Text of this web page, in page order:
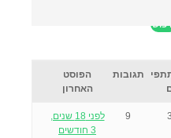
תגובות
הפוסט
האחרון
3
9
לפני 18 שנים,
3 חודשים